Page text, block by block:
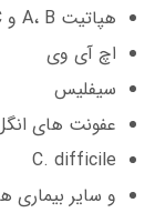
هپاتیت A، B و C
اچ آی وی
سیفلیس
عفونت های
C. difficile
و سایر